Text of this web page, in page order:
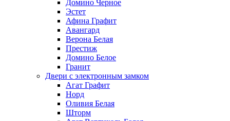
Домино Черное
Эстет
Афина Графит
Авангард
Верона Белая
Престиж
Домино Белое
Гранит
Двери с электронным замком
Агат Графит
Норд
Оливия Белая
Шторм